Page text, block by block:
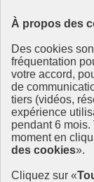
À propos des
Des cookies
fréquentation
votre accord,
de
tiers (vidéos,
expérience
pendant 6
moment en
des cookies».
Cliquez sur «
Ressources
Ressources
La Méth’ODD
Gouvernement
Ce site propose
2030 et la feuille
tous les acteurs.
info.gouv.fr-